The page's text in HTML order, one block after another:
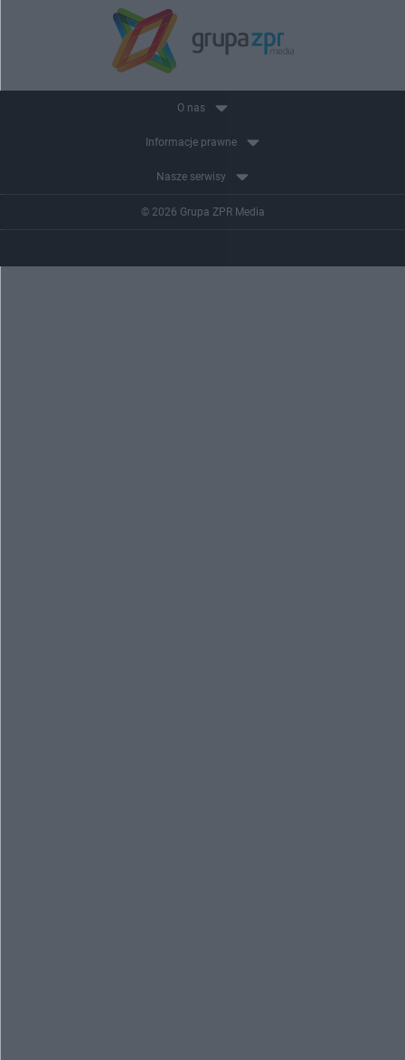
O nas
Informacje prawne
Nasze serwisy
© 2026 Grupa ZPR Media